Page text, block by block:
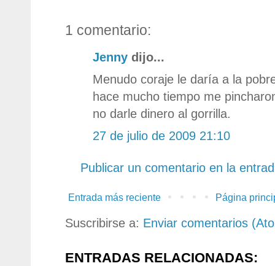
1 comentario:
Jenny dijo...
Menudo coraje le daría a la
hace mucho tiempo me
no darle dinero al gorrilla.
27 de julio de 2009 21:10
Publicar un comentario en la
Entrada más reciente Página
Suscribirse a: Enviar comentarios
ENTRADAS RELACIONADAS: